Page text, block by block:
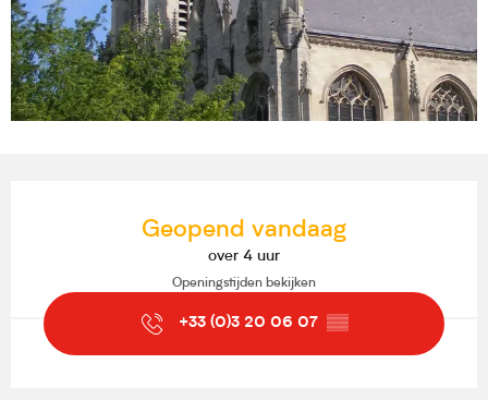
Geopend vandaag
over 4 uur
Openingstijden bekijken
+33 (0)3 20 06 07 ▒▒